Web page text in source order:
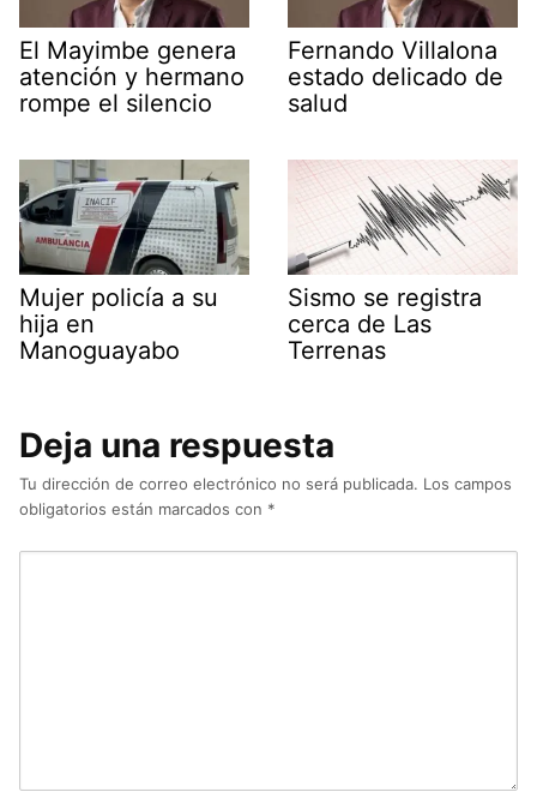
El Mayimbe genera
atención y hermano
rompe el silencio
Fernando Villalona
estado delicado de
salud
Mujer policía a su
hija en
Manoguayabo
Sismo se registra
cerca de Las
Terrenas
Deja una respuesta
Tu dirección de correo electrónico no será publicada. Los campos
obligatorios están marcados con *